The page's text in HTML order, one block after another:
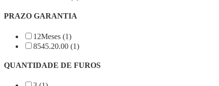
PRAZO GARANTIA
12Meses (1)
8545.20.00 (1)
QUANTIDADE DE FUROS